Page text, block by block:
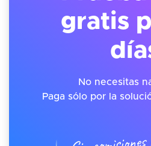
gratis
No necesitas
Paga sólo por la